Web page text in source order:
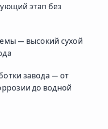
этап без
— высокий сухой
завода — от
до водной